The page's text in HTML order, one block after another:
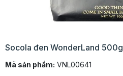
Socola đen WonderLand 500g
Mã sản phẩm: VNL00641